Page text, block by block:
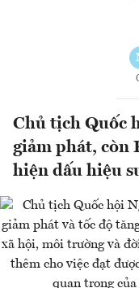
Chủ tịch Quốc
giảm phát, còn
hiện dấu hiệu